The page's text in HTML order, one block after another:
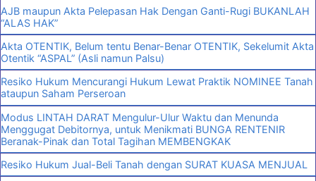
AJB maupun Akta Pelepasan Hak Dengan Ganti-Rugi BUKANLAH
“ALAS HAK”
Akta OTENTIK, Belum tentu Benar-Benar OTENTIK, Sekelumit Akta
Otentik “ASPAL” (Asli namun Palsu)
Resiko Hukum Mencurangi Hukum Lewat Praktik NOMINEE Tanah
ataupun Saham Perseroan
Modus LINTAH DARAT Mengulur-Ulur Waktu dan Menunda
Menggugat Debitornya, untuk Menikmati BUNGA RENTENIR
Beranak-Pinak dan Total Tagihan MEMBENGKAK
Resiko Hukum Jual-Beli Tanah dengan SURAT KUASA MENJUAL